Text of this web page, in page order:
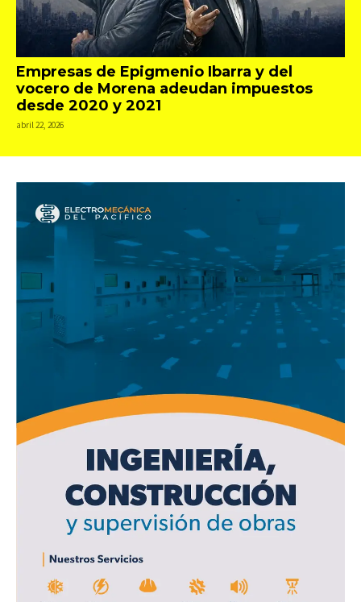
Empresas de Epigmenio Ibarra y del
vocero de Morena adeudan impuestos
desde 2020 y 2021
abril 22, 2026